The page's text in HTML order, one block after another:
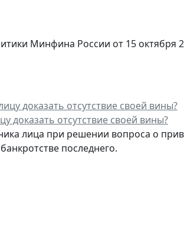
Минфина России от 15 октября
доказать отсутствие своей вины?
лица при решении вопроса о
последнего.